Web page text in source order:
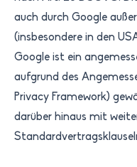
auch durch Google
(insbesondere in den
Google ist ein
aufgrund des
Privacy Framework)
darüber hinaus mit